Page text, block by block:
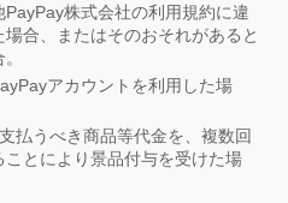
株式会社の利用規約に違
合、またはそのおそれがあると
アカウントを利用した場
払うべき商品等代金を、複数回
ことにより景品付与を受けた場